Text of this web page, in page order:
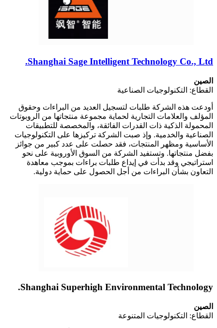
Shanghai Sage Intelligent Technology Co., Ltd.
الصين
القطاع: التكنولوجيات الصناعية
أودعت هذه الشركة طلبات لتسجيل العديد من البراءات وحقوق
المؤلف والعلامات التجارية لحماية مجموعة منتجاتها من الروبوتات
المحمولة الذكية ذات القدرات الفائقة، والمخصصة للتطبيقات
الصناعية والخدمية. وإذ صبت الشركة تركيزها على التكنولوجيات
الأساسية ومظهر المنتجات، فقد حصلت على عدد كبير من جوائز
بفضل منتجاتها. وتستفيد الشركة من السوق الأوروبية على نحو
استراتيجي وقد بدأت في إيداع طلبات براءات بموجب معاهدة
التعاون بشأن البراءات من أجل الحصول على حماية دولية.
Shanghai Superhigh Environmental Technology.
الصين
القطاع: التكنولوجيات المتنوعة